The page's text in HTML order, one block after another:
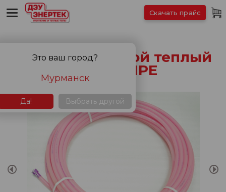
Электро-водяной теплый
пол XL PIPE
Скачать прайс
Это ваш город?
Мурманск
Да! Выбрать другой